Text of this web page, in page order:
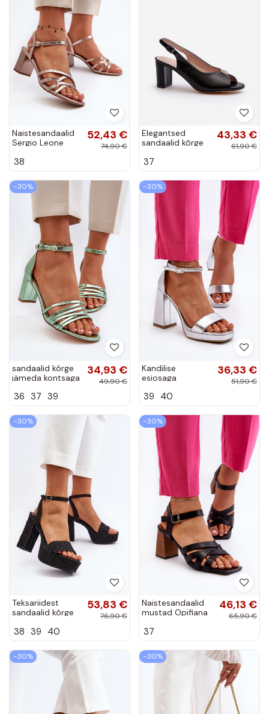
Naistesandaalid
Sergio Leone
värvi
52,43 €
74,90 €
38
Elegantsed
sandaalid kõrge
kaunistustega
43,33 €
61,90 €
37
−30%
sandaalid kõrge
jämeda kontsaga
Rohelist värvi
34,93 €
49,90 €
36 37 39
−30%
Kandilise
esiosaga
kõrged kontsad
Merila
36,33 €
51,90 €
39 40
−30%
Teksariidest
sandaalid kõrge
mustad Acrana
53,83 €
76,90 €
38 39 40
−30%
Naistesandaalid
mustad Opifiana
46,13 €
65,90 €
37
−30% −30%